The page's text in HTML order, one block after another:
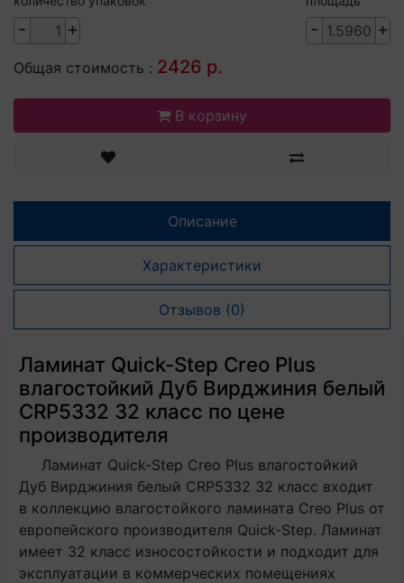
- + - +
Общая стоимость : 2426 р.
В корзину
Описание
Характеристики
Отзывов (0)
Ламинат Quick-Step Creo Plus
влагостойкий Дуб Вирджиния белый
CRP5332 32 класс по цене
производителя
Ламинат Quick-Step Creo Plus влагостойкий
Дуб Вирджиния белый CRP5332 32 класс входит
в коллекцию влагостойкого ламината Creo Plus от
европейского производителя Quick-Step. Ламинат
имеет 32 класс износостойкости и подходит для
эксплуатации в коммерческих помещениях